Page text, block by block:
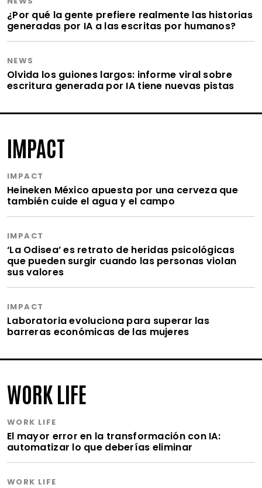
¿Por qué la gente prefiere realmente las historias
generadas por IA a las escritas por humanos?
NEWS
Olvida los guiones largos: informe viral sobre
escritura generada por IA tiene nuevas pistas
IMPACT
IMPACT
Heineken México apuesta por una cerveza que
también cuide el agua y el campo
IMPACT
‘La Odisea’ es retrato de heridas psicológicas
que pueden surgir cuando las personas violan
sus valores
IMPACT
Laboratoria evoluciona para superar las
barreras económicas de las mujeres
WORK LIFE
WORK LIFE
El mayor error en la transformación con IA:
automatizar lo que deberías eliminar
WORK LIFE